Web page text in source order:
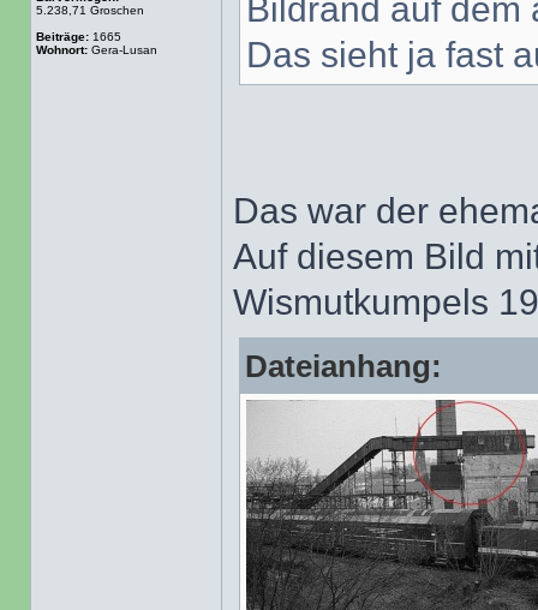
5.238,71 Groschen
Beiträge: 1665
Wohnort: Gera-Lusan
Bildrand auf dem
Das sieht ja fast
Das war der
Auf diesem Bild
Wismutkumpels
Dateianhang: